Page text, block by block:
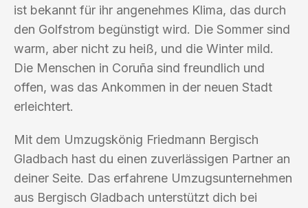
ist bekannt für ihr angenehmes Klima, das durch
den Golfstrom begünstigt wird. Die Sommer sind
warm, aber nicht zu heiß, und die Winter mild.
Die Menschen in Coruña sind freundlich und
offen, was das Ankommen in der neuen Stadt
erleichtert.
Mit dem Umzugskönig Friedmann Bergisch
Gladbach hast du einen zuverlässigen Partner an
deiner Seite. Das erfahrene Umzugsunternehmen
aus Bergisch Gladbach unterstützt dich bei